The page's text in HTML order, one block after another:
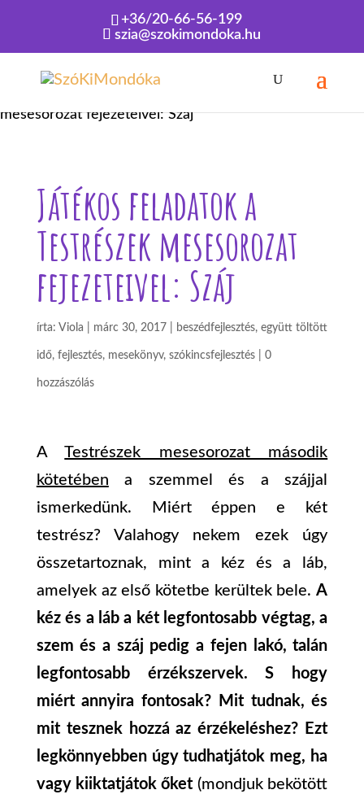
+36/20-66-56-199
szia@szokimondoka.hu
Kezdőlap»Játékos feladatok a Testrészek
mesesorozat fejezeteivel: Száj
Játékos feladatok a
Testrészek mesesorozat
fejezeteivel: Száj
írta: Viola márc 30, 2017 beszédfejlesztés, együtt töltött
idő, fejlesztés, mesekönyv, szókincsfejlesztés| 0
hozzászólás
ATestrészek mesesorozat második
kötetében a szemmel és a szájjal
ismerkedünk. Miért éppen e két
testrész? Valahogy nekem ezek úgy
összetartoznak, mint a kéz és a láb,
amelyek az első kötetbe kerültek bele.A
kéz és a láb a két legfontosabb végtag, a
szem és a száj pedig a fejen lakó, talán
legfontosabb érzékszervek. S hogy
miért annyira fontosak? Mit tudnak, és
mit tesznek hozzá az érzékeléshez? Ezt
legkönnyebben úgy tudhatjátok meg, ha
vagy kiiktatjátok őket (mondjuk bekötött